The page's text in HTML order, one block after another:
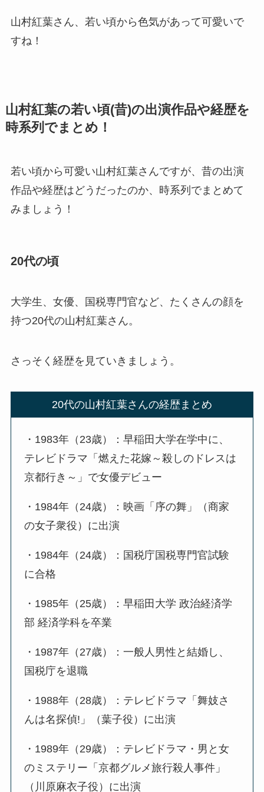
山村紅葉さん、若い頃から色気があって可愛いで
すね！
山村紅葉の若い頃(昔)の出演作品や経歴を
時系列でまとめ！
若い頃から可愛い山村紅葉さんですが、昔の出演
作品や経歴はどうだったのか、時系列でまとめて
みましょう！
20代の頃
大学生、女優、国税専門官など、たくさんの顔を
持つ20代の山村紅葉さん。
さっそく経歴を見ていきましょう。
20代の山村紅葉さんの経歴まとめ
・1983年（23歳）：早稲田大学在学中に、
テレビドラマ「燃えた花嫁～殺しのドレスは
京都行き～」で女優デビュー
・1984年（24歳）：映画「序の舞」（商家
の女子衆役）に出演
・1984年（24歳）：国税庁国税専門官試験
に合格
・1985年（25歳）：早稲田大学 政治経済学
部 経済学科を卒業
・1987年（27歳）：一般人男性と結婚し、
国税庁を退職
・1988年（28歳）：テレビドラマ「舞妓さ
んは名探偵!」（葉子役）に出演
・1989年（29歳）：テレビドラマ・男と女
のミステリー「京都グルメ旅行殺人事件」
（川原麻衣子役）に出演